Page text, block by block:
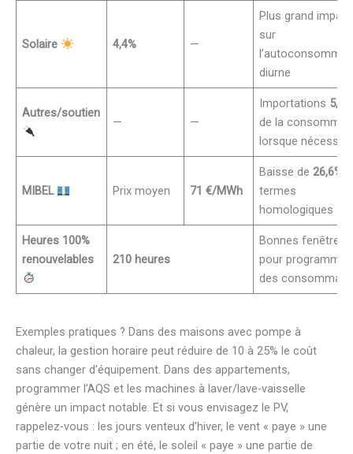
Solaire 4,4% —
Plus grand impact
sur
diurne
Autres/soutien
— —
Importations 5,6%
de la
lorsque
MIBEL Prix moyen 71 €/MWh
Baisse de26,6%
termes
homologiques
Heures 100%
renouvelables
210 heures
Bonnes fenêtres
pour programmer
des
Exemples pratiques ? Dans des maisons avec pompe à
chaleur, la gestion horaire peut réduire de 10 à 25% le coût
sans changer d’équipement. Dans des appartements,
programmer l’AQS et les machines à laver/lave-vaisselle
génère un impact notable. Et si vous envisagez le PV,
rappelez-vous : les jours venteux d’hiver, le vent « paye » une
partie de votre nuit ; en été, le soleil « paye » une partie de